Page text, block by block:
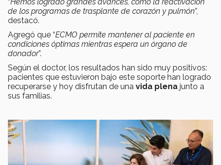
de los programas de trasplante de corazón y pulmón”,
destacó.
Agregó que “ECMO permite mantener al paciente en
condiciones óptimas mientras espera un órgano de
donador”.
Según el doctor, los resultados han sido muy positivos:
pacientes que estuvieron bajo este soporte han logrado
recuperarse y hoy disfrutan de una vida plena junto a
sus familias.